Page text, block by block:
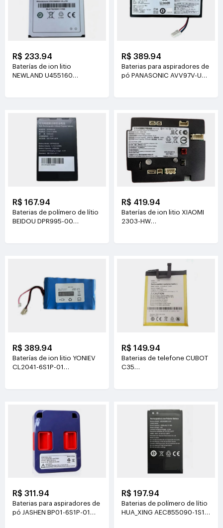
R$ 233.94
Baterías de ion litio
NEWLAND U455160
R$ 389.94
Baterias para aspiradores de
pó PANASONIC AVV97V-U3
R$ 167.94
Baterias de polímero de lítio
BEIDOU DPR995-00
R$ 419.94
Baterías de ion litio XIAOMI
2303-HW
R$ 389.94
Baterías de ion litio YONIEV
CL2041-6S1P-01
R$ 149.94
Baterias de telefone CUBOT
C35
R$ 311.94
Baterias para aspiradores de
pó JASHEN BP01-6S1P-01
R$ 197.94
Baterias de polímero de lítio
HUA_XING AEC855090-1S1P